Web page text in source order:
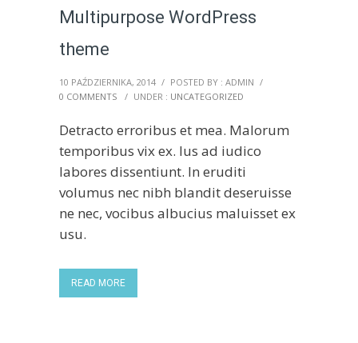
Multipurpose WordPress
theme
10 PAŹDZIERNIKA, 2014 / POSTED BY : ADMIN /
0 COMMENTS
/ UNDER : UNCATEGORIZED
Detracto erroribus et mea. Malorum
temporibus vix ex. Ius ad iudico
labores dissentiunt. In eruditi
volumus nec nibh blandit deseruisse
ne nec, vocibus albucius maluisset ex
usu.
READ MORE